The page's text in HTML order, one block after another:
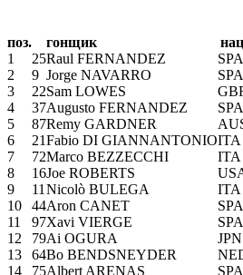
поз. гонщик
1
25Raul FERNANDEZ SPA
2
9 Jorge NAVARRO SPA
3
22Sam LOWES
4
37Augusto FERNANDEZ SPA
5
87Remy GARDNER
6
21Fabio DI GIANNANTONIOITA
7
72Marco BEZZECCHI ITA
8
16Joe ROBERTS
9
11 Nicolò BULEGA ITA
10
44Aron CANET SPA
11
97Xavi VIERGE SPA
12
79Ai OGURA JPN
13
64Bo BENDSNEYDER
14
75Albert ARENAS SPA